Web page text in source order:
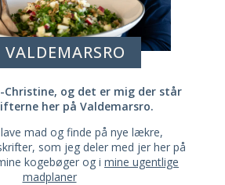
Christine, og det er mig der står
her på Valdemarsro.
lave mad og finde på nye lækre,
som jeg deler med jer her på
kogebøger og i mine ugentlige
madplaner